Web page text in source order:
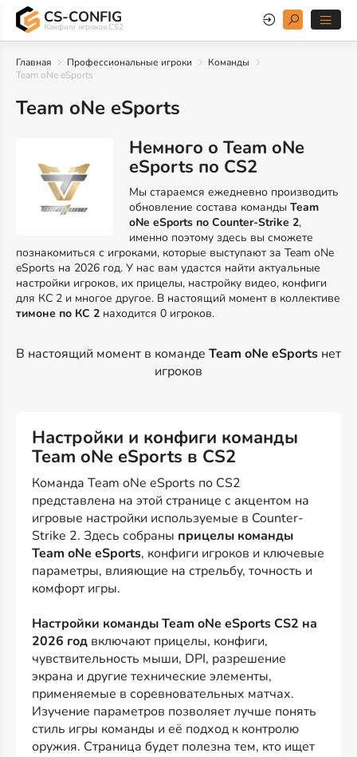
CS-CONFIG
Конфиги игроков CS2
Главная Профессиональные игроки
Команды
Team oNe eSports
Team oNe eSports
Немного о Team oNe
eSports по CS2
Мы стараемся ежедневно производить
обновление состава командыTeam
oNe eSports по Counter-Strike 2,
именно поэтому здесь вы сможете
познакомиться с игроками, которые выступают за Team oNe
eSports на 2026 год. У нас вам удастся найти актуальные
настройки игроков, их прицелы, настройку видео, конфиги
для КС 2 и многое другое. В настоящий момент в коллективе
тимоне по КС 2 находится 0 игроков.
В настоящий момент в команде Team oNe eSports нет
игроков
Настройки и конфиги команды
Team oNe eSports в CS2
Команда Team oNe eSports по CS2
представлена на этой странице с акцентом на
игровые настройки используемые в Counter-
Strike 2. Здесь собраны прицелы команды
Team oNe eSports, конфиги игроков и ключевые
параметры, влияющие на стрельбу, точность и
комфорт игры.
Настройки команды Team oNe eSports CS2 на
2026 год включают прицелы, конфиги,
чувствительность мыши, DPI, разрешение
экрана и другие технические элементы,
применяемые в соревновательных матчах.
Изучение параметров позволяет лучше понять
стиль игры команды и её подход к контролю
оружия. Страница будет полезна тем, кто ищет